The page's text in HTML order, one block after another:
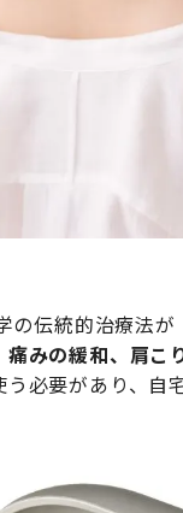
の伝統的治療法
みの緩和、肩こ
必要があり、